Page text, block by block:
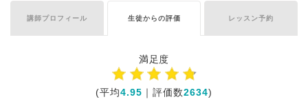
講師プロフィール 生徒からの評価 レッスン予約
満足度
(平均4.95 ｜評価数2634)